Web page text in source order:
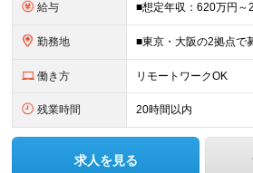
給与
勤務地
働き方 リモートワークOK
残業時間 20時間以内
求人を見る